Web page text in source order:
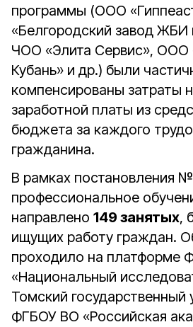
программы (ООО
«Белгородский завод
ЧОО «Элита Сервис», ООО
Кубань» и др.) были
компенсированы затраты
заработной платы из
бюджета за каждого
гражданина.
В рамках постановления
профессиональное
направлено 149 занятых,
ищущих работу граждан.
проходило на платформе
«Национальный
Томский государственный
ФГБОУ ВО «Российская